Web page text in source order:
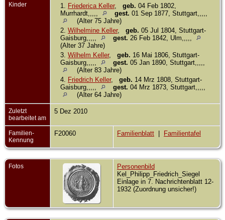
Kinder 1. Friederica Keller, geb. 04 Feb 1802,
Murrhardt,,,,,
gest. 01 Sep 1877, Stuttgart,,,,,
(Alter 75 Jahre)
2. Wilhelmine Keller, geb. 05 Jul 1804, Stuttgart-
Gaisburg,,,,,
gest. 26 Feb 1842, Ulm,,,,,
(Alter 37 Jahre)
3. Wilhelm Keller, geb. 16 Mai 1806, Stuttgart-
Gaisburg,,,,,
gest. 05 Jan 1890, Stuttgart,,,,,
(Alter 83 Jahre)
4.
Friedrich Keller, geb. 14 Mrz 1808, Stuttgart-
Gaisburg,,,,,
gest. 04 Mrz 1873, Stuttgart,,,,,
(Alter 64 Jahre)
Zuletzt
bearbeitet am
5 Dez 2010
Familien-
Kennung
F20060 Familienblatt Familientafel
Fotos
Personenbild
Kel_Philipp_Friedrich_Siegel
Einlage in 7. Nachrichtenblatt 12-
1932 (Zuordnung unsicher!)